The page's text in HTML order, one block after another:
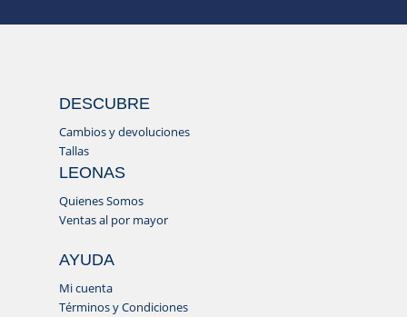
DESCUBRE
Cambios y devoluciones
Tallas
LEONAS
Quienes Somos
Ventas al por mayor
AYUDA
Mi cuenta
Términos y Condiciones